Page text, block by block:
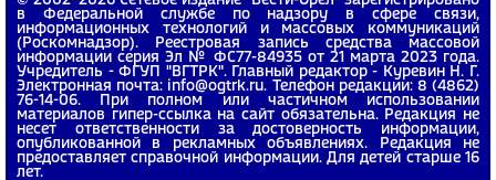
в Федеральной службе по надзору в сфере связи,
информационных технологий и массовых коммуникаций
(Роскомнадзор). Реестровая запись средства массовой
информации серия Эл № ФС77-84935 от 21 марта 2023 года.
Учредитель - ФГУП "ВГТРК". Главный редактор - Куревин Н. Г.
Электронная почта: info@ogtrk.ru. Телефон редакции: 8 (4862)
76-14-06. При полном или частичном использовании
материалов гипер-ссылка на сайт обязательна. Редакция не
несет ответственности за достоверность информации,
опубликованной в рекламных объявлениях. Редакция не
предоставляет справочной информации. Для детей старше 16
лет.